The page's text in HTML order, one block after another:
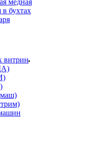
медная
бухтах
витрин